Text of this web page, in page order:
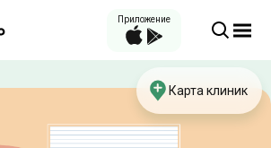
Приложение
Карта клиник